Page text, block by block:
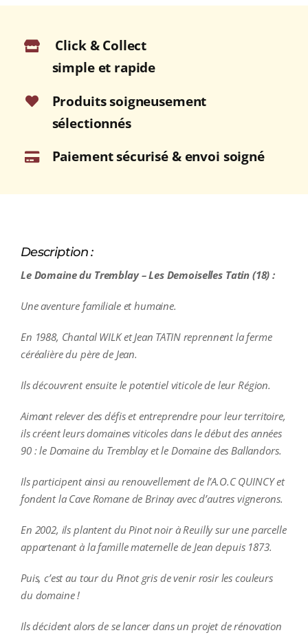
QUINCY
2019
Bouteille
75cl
Click & Collect
simple et rapide
Produits soigneusement
sélectionnés
Paiement sécurisé & envoi soigné
Description :
Le Domaine du Tremblay – Les Demoiselles Tatin (18) :
Une aventure familiale et humaine.
En 1988, Chantal WILK et Jean TATIN reprennent la ferme
céréalière du père de Jean.
Ils découvrent ensuite le potentiel viticole de leur Région.
Aimant relever des défis et entreprendre pour leur territoire,
ils créent leurs domaines viticoles dans le début des années
90 : le Domaine du Tremblay et le Domaine des Ballandors.
Ils participent ainsi au renouvellement de l’A.O.C QUINCY et
fondent la Cave Romane de Brinay avec d’autres vignerons.
En 2002, ils plantent du Pinot noir à Reuilly sur une parcelle
appartenant à la famille maternelle de Jean depuis 1873.
Puis, c’est au tour du Pinot gris de venir rosir les couleurs
du domaine !
Ils décident alors de se lancer dans un projet de rénovation